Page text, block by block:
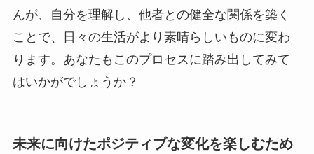
んが、自分を理解し、他者との健全な関係を築く
ことで、日々の生活がより素晴らしいものに変わ
ります。あなたもこのプロセスに踏み出してみて
はいかがでしょうか？
未来に向けたポジティブな変化を楽しむため